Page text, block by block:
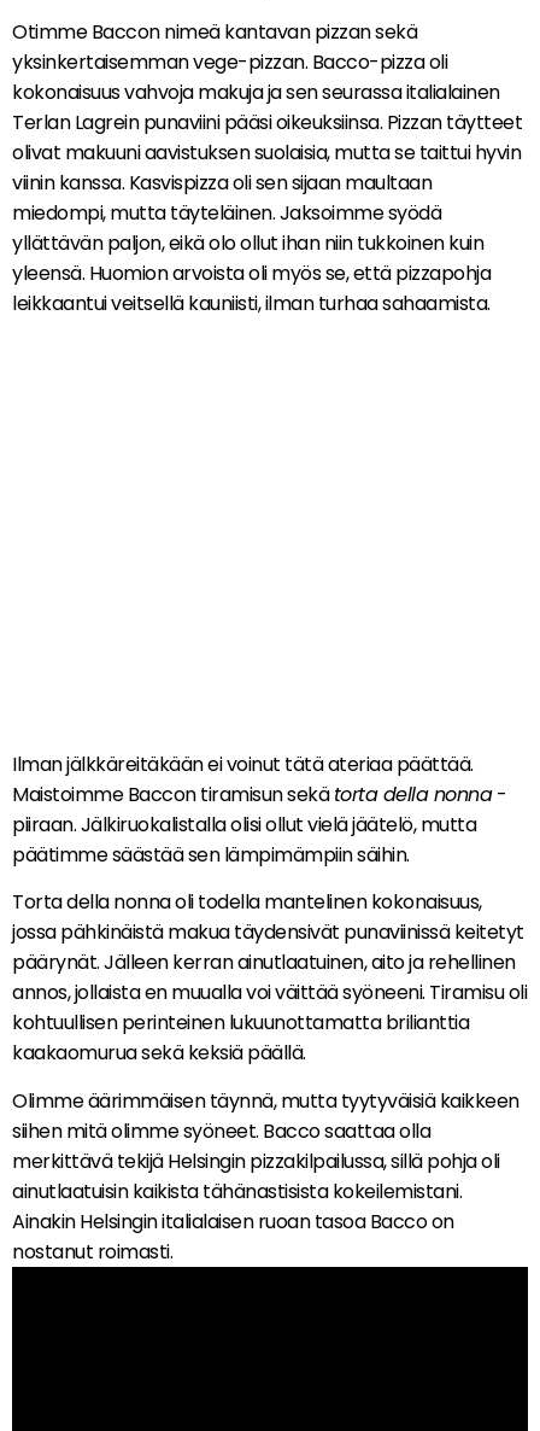
Otimme Baccon nimeä kantavan pizzan sekä
yksinkertaisemman vege-pizzan. Bacco-pizza oli
kokonaisuus vahvoja makuja ja sen seurassa italialainen
Terlan Lagrein punaviini pääsi oikeuksiinsa. Pizzan täytteet
olivat makuuni aavistuksen suolaisia, mutta se taittui hyvin
viinin kanssa. Kasvispizza oli sen sijaan maultaan
miedompi, mutta täyteläinen. Jaksoimme syödä
yllättävän paljon, eikä olo ollut ihan niin tukkoinen kuin
yleensä. Huomion arvoista oli myös se, että pizzapohja
leikkaantui veitsellä kauniisti, ilman turhaa sahaamista.
Ilman jälkkäreitäkään ei voinut tätä ateriaa päättää.
Maistoimme Baccon tiramisun sekätorta della nonna-
piiraan. Jälkiruokalistalla olisi ollut vielä jäätelö, mutta
päätimme säästää sen lämpimämpiin säihin.
Torta della nonna oli todella mantelinen kokonaisuus,
jossa pähkinäistä makua täydensivät punaviinissä keitetyt
päärynät. Jälleen kerran ainutlaatuinen, aito ja rehellinen
annos, jollaista en muualla voi väittää syöneeni. Tiramisu oli
kohtuullisen perinteinen lukuunottamatta brilianttia
kaakaomurua sekä keksiä päällä.
Olimme äärimmäisen täynnä, mutta tyytyväisiä kaikkeen
siihen mitä olimme syöneet. Bacco saattaa olla
merkittävä tekijä Helsingin pizzakilpailussa, sillä pohja oli
ainutlaatuisin kaikista tähänastisista kokeilemistani.
Ainakin Helsingin italialaisen ruoan tasoa Bacco on
nostanut roimasti.